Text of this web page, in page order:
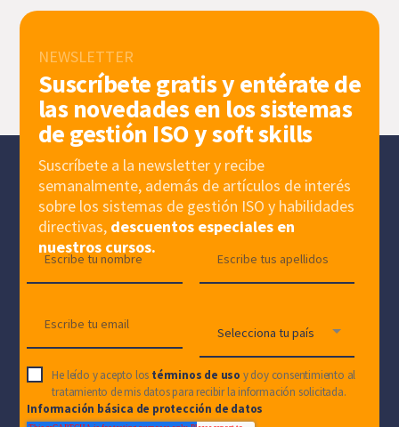
NEWSLETTER
Suscríbete gratis y entérate de
las novedades en los sistemas
de gestión ISO y soft skills
Suscríbete a la newsletter y recibe
semanalmente, además de artículos de interés
sobre los sistemas de gestión ISO y habilidades
directivas, descuentos especiales en
nuestros cursos.
He leído y acepto los términos de uso y doy consentimiento al
tratamiento de mis datos para recibir la información solicitada.
Información básica de protección de datos